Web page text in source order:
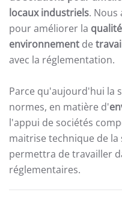
locaux industriels.
pour améliorer la
environnement de
avec la réglementation.
Parce qu'aujourd'hui la
normes, en matière d'
l'appui de sociétés
maitrise technique de la
permettra de travailler
réglementaires.